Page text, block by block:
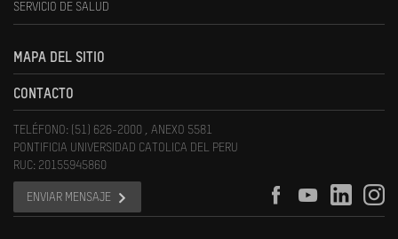
SERVICIO DE SALUD
MAPA DEL SITIO
CONTACTO
TELÉFONO: (51) 626-2000 , ANEXO 5581
PONTIFICIA UNIVERSIDAD CATOLICA DEL PERU
RUC: 20155945860
ENVIAR MENSAJE